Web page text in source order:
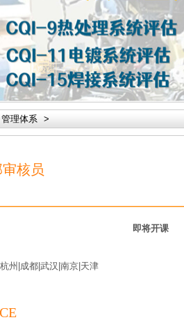
管理体系 >
审核员
州|成都|武汉|南京|天津
即将开课